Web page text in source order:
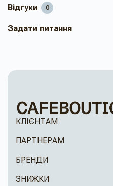
Відгуки 0
Задати питання
КЛІЄНТАМ
ПАРТНЕРАМ
БРЕНДИ
ЗНИЖКИ